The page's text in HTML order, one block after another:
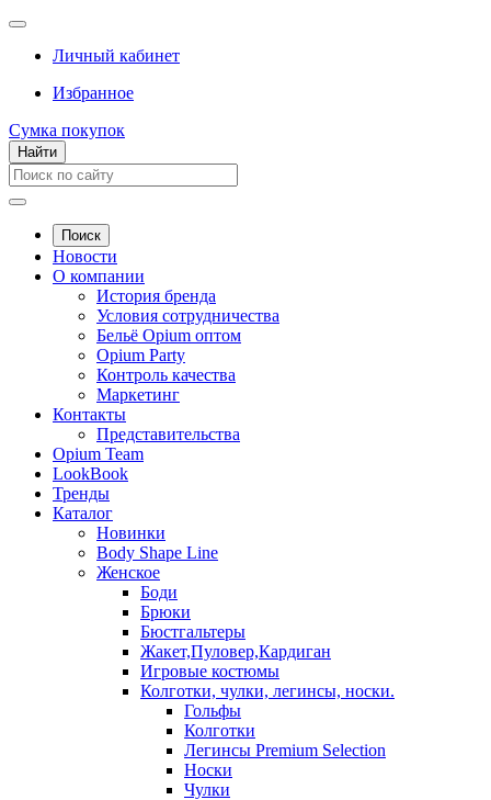
Личный кабинет
Избранное
Сумка покупок
Найти
Поиск
Новости
О компании
История бренда
Условия сотрудничества
Бельё Opium оптом
Opium Party
Контроль качества
Маркетинг
Контакты
Представительства
Opium Team
LookBook
Тренды
Каталог
Новинки
Body Shape Line
Женское
Боди
Брюки
Бюстгальтеры
Жакет,Пуловер,Кардиган
Игровые костюмы
Колготки, чулки, легинсы, носки.
Гольфы
Колготки
Легинсы Premium Selection
Носки
Чулки